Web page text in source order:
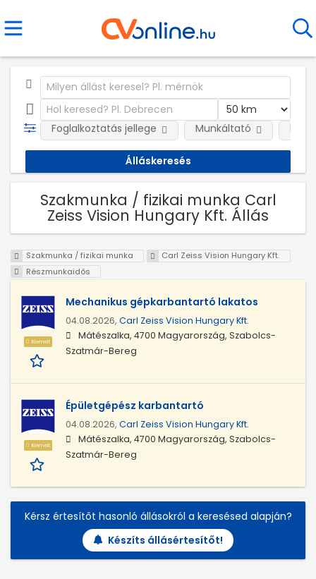
Foglalkoztatás jellege Munkáltató
Szakmunka / fizikai munka Carl
Zeiss Vision Hungary Kft. Állás
Szakmunka / fizikai munka
Carl Zeiss Vision Hungary Kft.
Részmunkaidős
Kiemelt
Mechanikus gépkarbantartó lakatos
04.08.2026, Carl Zeiss Vision Hungary Kft.
Mátészalka, 4700 Magyarország, Szabolcs-
Szatmár-Bereg
Kiemelt
Épületgépész karbantartó
04.08.2026, Carl Zeiss Vision Hungary Kft.
Mátészalka, 4700 Magyarország, Szabolcs-
Szatmár-Bereg
Kérsz értesítőt hasonló állásokról a keresésed alapján?
Készíts állásértesítőt!